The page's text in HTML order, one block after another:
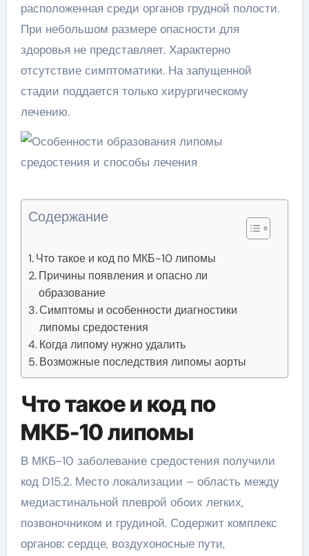
расположенная среди органов грудной полости.
При небольшом размере опасности для
здоровья не представляет. Характерно
отсутствие симптоматики. На запущенной
стадии поддается только хирургическому
лечению.
Содержание
Что такое и код по МКБ-10 липомы
Причины появления и опасно ли
образование
Симптомы и особенности диагностики
липомы средостения
Когда липому нужно удалить
Возможные последствия липомы аорты
Что такое и код по
МКБ-10 липомы
В МКБ-10 заболевание средостения получили
код D15.2. Место локализации – область между
медиастинальной плеврой обоих легких,
позвоночником и грудиной. Содержит комплекс
органов: сердце, воздухоносные пути,